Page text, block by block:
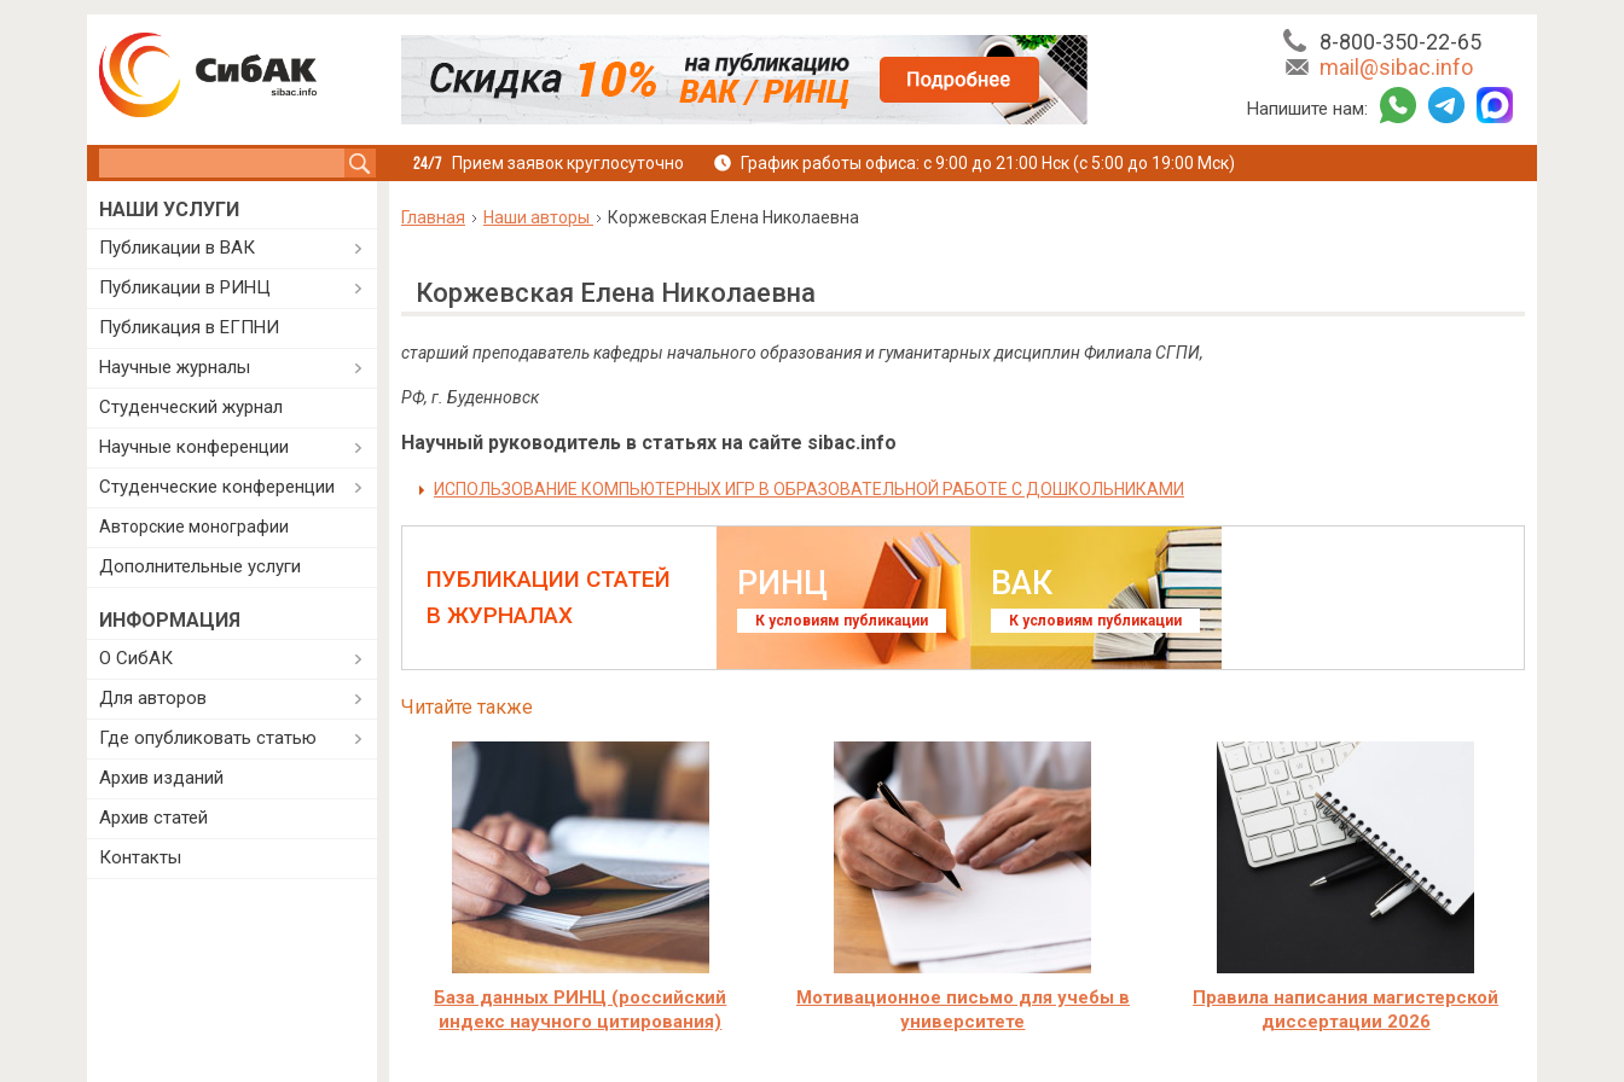
8-800-350-22-65
mail@sibac.info
Напишите нам:
Прием заявок круглосуточно График работы офиса: с 9:00 до 21:00 Нск (с 5:00 до 19:00 Мск)
Главная Наши авторы Коржевская Елена Николаевна
Коржевская Елена Николаевна
старший преподаватель кафедры начального образования и гуманитарных дисциплин Филиала СГПИ,
РФ, г. Буденновск
Научный руководитель в статьях на сайте sibac.info
ИСПОЛЬЗОВАНИЕ КОМПЬЮТЕРНЫХ ИГР В ОБРАЗОВАТЕЛЬНОЙ РАБОТЕ С ДОШКОЛЬНИКАМИ
ПУБЛИКАЦИИ СТАТЕЙ
В ЖУРНАЛАХ
РИНЦ
К условиям публикации
ВАК
К условиям публикации
Читайте также
База данных РИНЦ (российский
индекс научного цитирования)
Мотивационное письмо для учебы в
университете
Правила написания магистерской
диссертации 2026
НАШИ УСЛУГИ
Публикации в ВАК
Публикации в РИНЦ
Публикация в ЕГПНИ
Научные журналы
Студенческий журнал
Научные конференции
Студенческие конференции
Авторские монографии
Дополнительные услуги
ИНФОРМАЦИЯ
О СибАК
Для авторов
Где опубликовать статью
Архив изданий
Архив статей
Контакты